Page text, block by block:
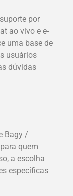
por
ao vivo e e-
uma base de
usuários
dúvidas
Bagy /
quem
a escolha
específicas